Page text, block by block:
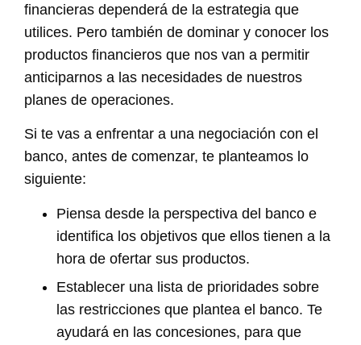
financieras dependerá de la estrategia que
utilices. Pero también de dominar y conocer los
productos financieros que nos van a permitir
anticiparnos a las necesidades de nuestros
planes de operaciones.
Si te vas a enfrentar a una negociación con el
banco, antes de comenzar, te planteamos lo
siguiente:
Piensa desde la perspectiva del banco e
identifica los objetivos que ellos tienen a la
hora de ofertar sus productos.
Establecer una lista de prioridades sobre
las restricciones que plantea el banco. Te
ayudará en las concesiones, para que